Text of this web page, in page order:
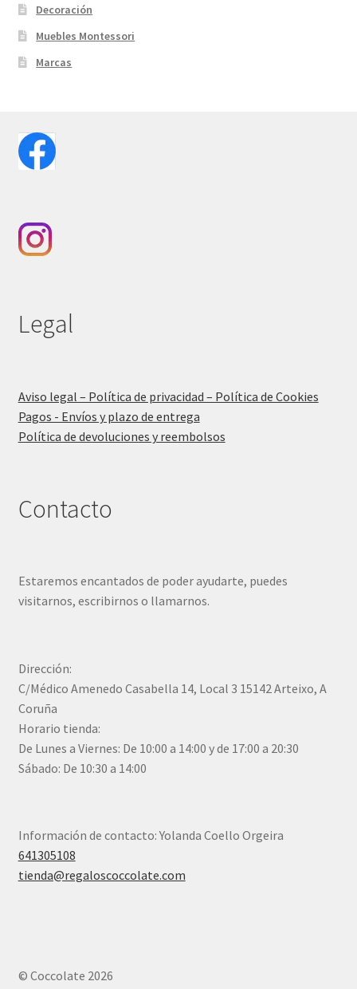
Decoración
Muebles Montessori
Marcas
Legal
Aviso legal – Política de privacidad – Política de Cookies
Pagos - Envíos y plazo de entrega
Política de devoluciones y reembolsos
Contacto
Estaremos encantados de poder ayudarte, puedes
visitarnos, escribirnos o llamarnos.
Dirección:
C/Médico Amenedo Casabella 14, Local 3 15142 Arteixo, A
Coruña
Horario tienda:
De Lunes a Viernes: De 10:00 a 14:00 y de 17:00 a 20:30
Sábado: De 10:30 a 14:00
Información de contacto: Yolanda Coello Orgeira
641305108
tienda@regaloscoccolate.com
© Coccolate 2026